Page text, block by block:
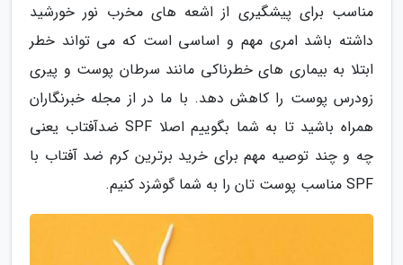
مناسب برای پیشگیری از اشعه های مخرب نور خورشید
داشته باشد امری مهم و اساسی است که می تواند خطر
ابتلا به بیماری های خطرناکی مانند سرطان پوست و پیری
زودرس پوست را کاهش دهد. با ما در از مجله خبرنگاران
همراه باشید تا به شما بگوییم اصلا SPF ضدآفتاب یعنی
چه و چند توصیه مهم برای خرید برترین کرم ضد آفتاب با
SPF مناسب پوست تان را به شما گوشزد کنیم.